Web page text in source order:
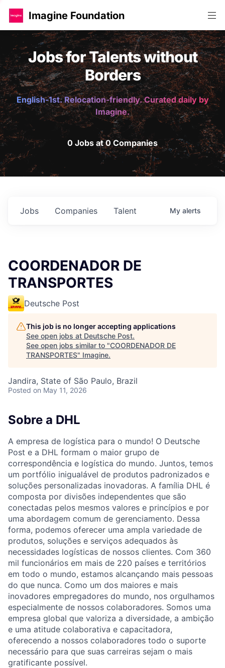
Imagine Foundation
Jobs for Talents without
Borders
English-1st. Relocation-friendly. Curated daily by
Imagine.
0 Jobs at 0 Companies
Jobs Companies Talent My alerts
COORDENADOR DE
TRANSPORTES
Deutsche Post
This job is no longer accepting applications
See open jobs at Deutsche Post.
See open jobs similar to "COORDENADOR DE
TRANSPORTES" Imagine.
Jandira, State of São Paulo, Brazil
Posted on May 11, 2026
Sobre a DHL
A empresa de logística para o mundo! O Deutsche
Post e a DHL formam o maior grupo de
correspondência e logística do mundo. Juntos, temos
um portfólio inigualável de produtos padronizados e
soluções personalizadas inovadoras. A família DHL é
composta por divisões independentes que são
conectadas pelos mesmos valores e princípios e por
uma abordagem comum de gerenciamento. Dessa
forma, podemos oferecer uma ampla variedade de
produtos, soluções e serviços adequados às
necessidades logísticas de nossos clientes. Com 360
mil funcionários em mais de 220 países e territórios
em todo o mundo, estamos alcançando mais pessoas
do que nunca. Como um dos maiores e mais
inovadores empregadores do mundo, nos orgulhamos
especialmente de nossos colaboradores. Somos uma
empresa global que valoriza a diversidade, a ambição
e uma atitude colaborativa e capacitadora,
oferecendo a nossos colaboradores todo o suporte
necessário para que suas carreiras sejam o mais
gratificante possível.